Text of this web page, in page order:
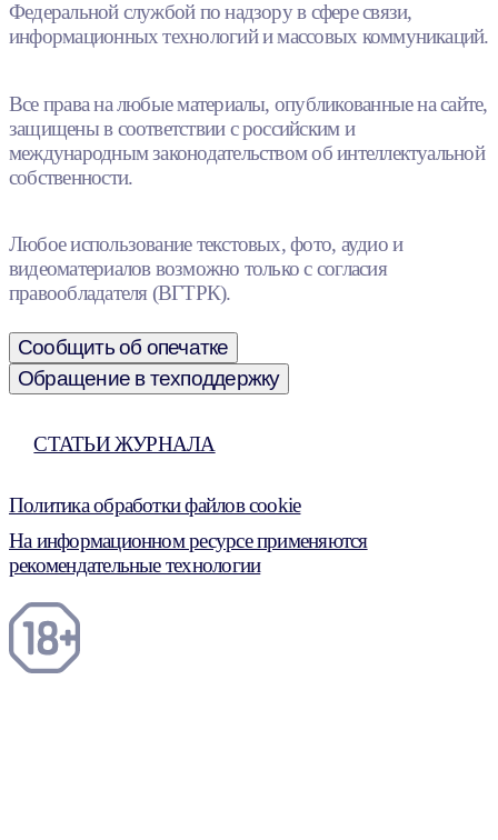
Федеральной службой по надзору в сфере связи,
информационных технологий и массовых коммуникаций.
Все права на любые материалы, опубликованные на сайте,
защищены в соответствии с российским и
международным законодательством об интеллектуальной
собственности.
Любое использование текстовых, фото, аудио и
видеоматериалов возможно только с согласия
правообладателя (ВГТРК).
Сообщить об опечатке
Обращение в техподдержку
СТАТЬИ ЖУРНАЛА
Политика обработки файлов cookie
На информационном ресурсе применяются
рекомендательные технологии